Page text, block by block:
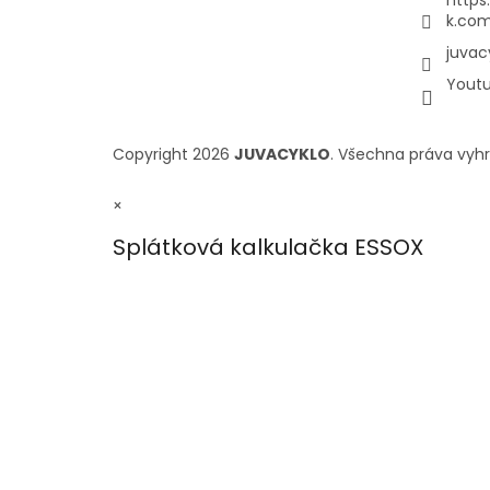
Copyright 2026 JUVACYKLO. Všechna práva
×
Splátková kalkulačka ESSOX